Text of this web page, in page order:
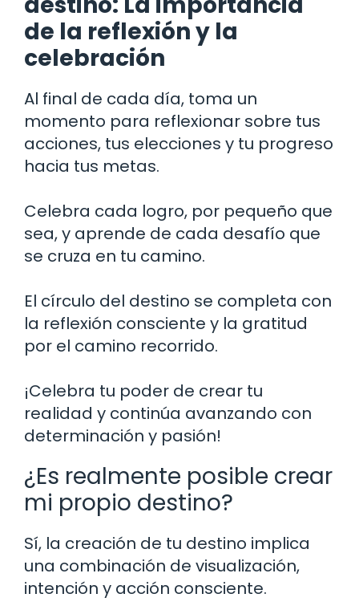
de la reflexión y la
celebración
Al final de cada día, toma un
momento para reflexionar sobre tus
acciones, tus elecciones y tu progreso
hacia tus metas.
Celebra cada logro, por pequeño que
sea, y aprende de cada desafío que
se cruza en tu camino.
El círculo del destino se completa con
la reflexión consciente y la gratitud
por el camino recorrido.
¡Celebra tu poder de crear tu
realidad y continúa avanzando con
determinación y pasión!
¿Es realmente posible crear
mi propio destino?
Sí, la creación de tu destino implica
una combinación de visualización,
intención y acción consciente.